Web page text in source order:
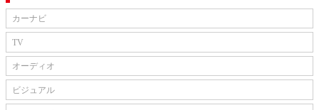
カーナビ
TV
オーディオ
ビジュアル